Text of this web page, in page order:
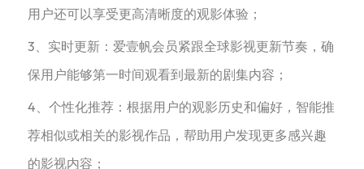
用户还可以享受更高清晰度的观影体验‌；
‌3、实时更新‌：爱壹帆会员紧跟全球影视更新节奏，确
保用户能够第一时间观看到最新的剧集内容‌；
4、个性化推荐‌：根据用户的观影历史和偏好，智能推
荐相似或相关的影视作品，帮助用户发现更多感兴趣
的影视内容‌；